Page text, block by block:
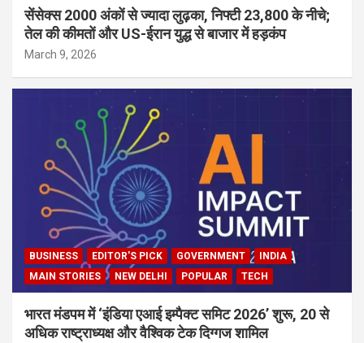
सेंसेक्स 2000 अंकों से ज्यादा लुढ़का, निफ्टी 23,800 के नीचे;
तेल की कीमतों और US-ईरान युद्ध से बाजार में हड़कंप
March 9, 2026
BUSINESS EDITOR'S PICK GOVERNMENT
INDIA
MAIN STORIES
NEW DELHI POPULAR TECH
भारत मंडपम में ‘इंडिया एआई इम्पैक्ट समिट 2026’ शुरू, 20 से
अधिक राष्ट्राध्यक्ष और वैश्विक टेक दिग्गज शामिल